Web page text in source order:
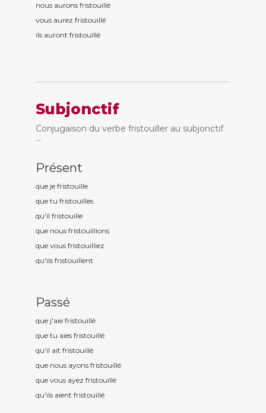
nous aurons fristouillé
vous aurez fristouillé
ils auront fristouillé
Subjonctif
Conjugaison du verbe fristouiller au subjonctif
...
Présent
que je fristouille
que tu fristouilles
qu'il fristouille
que nous fristouillions
que vous fristouilliez
qu'ils fristouillent
Passé
que j'aie fristouillé
que tu aies fristouillé
qu'il ait fristouillé
que nous ayons fristouillé
que vous ayez fristouillé
qu'ils aient fristouillé